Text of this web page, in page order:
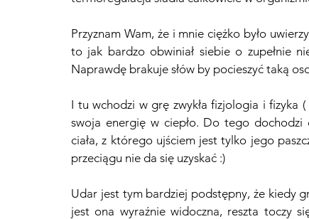
Przyznam Wam, że i mnie ciężko było
to jak bardzo obwiniał siebie o zupełnie
Naprawdę brakuje słów by pocieszyć taką
I tu wchodzi w grę zwykła fizjologia i fizyka
swoja energię w ciepło. Do tego dochodzi
ciała, z którego ujściem jest tylko jego
przeciągu nie da się uzyskać :)
Udar jest tym bardziej podstępny, że kiedy
jest ona wyraźnie widoczna, reszta toczy